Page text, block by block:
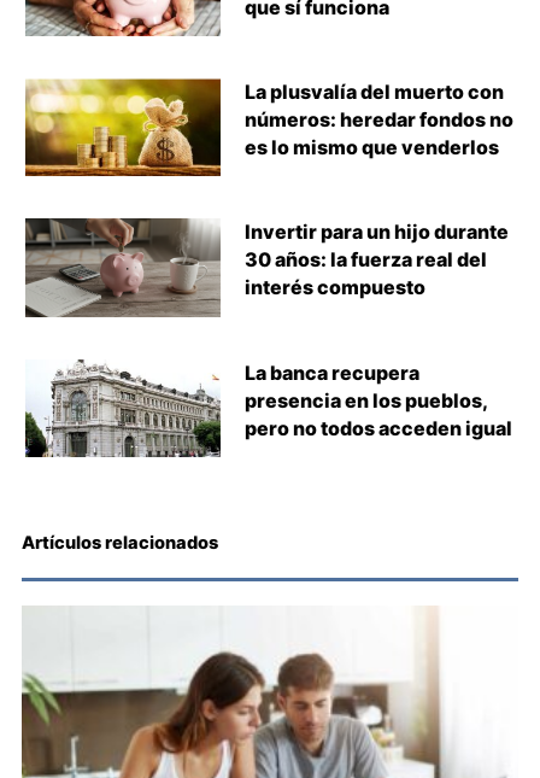
que sí funciona
La plusvalía del muerto con
números: heredar fondos no
es lo mismo que venderlos
Invertir para un hijo durante
30 años: la fuerza real del
interés compuesto
La banca recupera
presencia en los pueblos,
pero no todos acceden igual
Artículos relacionados